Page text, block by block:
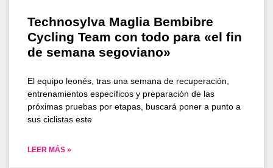
Technosylva Maglia Bembibre
Cycling Team con todo para «el fin
de semana segoviano»
El equipo leonés, tras una semana de recuperación,
entrenamientos específicos y preparación de las
próximas pruebas por etapas, buscará poner a punto a
sus ciclistas este
LEER MÁS »